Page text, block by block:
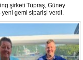
şirketi Tüpraş, Güney
yeni gemi siparişi verdi.
tutarı 370 milyon doları
biri yaklaşık 157.000 DWT
sahip tankerlerin
içerisinde teslim alınması